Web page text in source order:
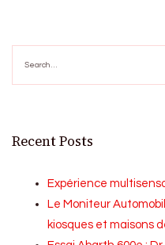
for:
Recent Posts
Expérience
Le Moniteur
kiosques et maisons